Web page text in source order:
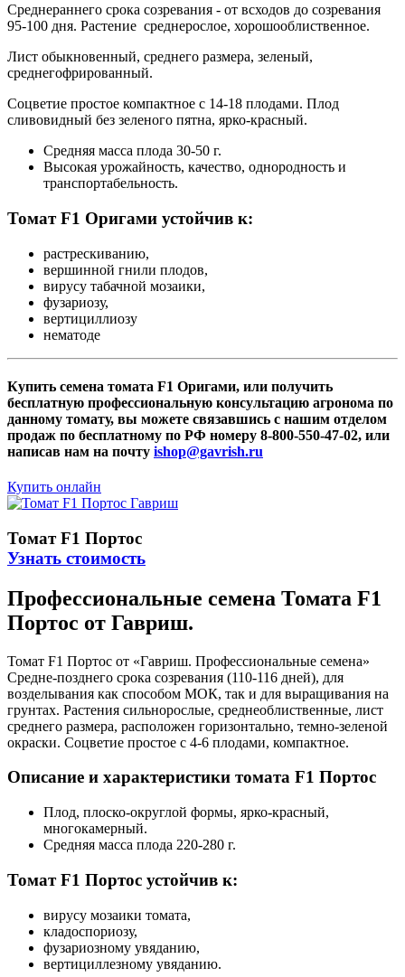
Среднераннего срока созревания - от всходов до созревания
95-100 дня. Растение среднерослое, хорошооблиственное.
Лист обыкновенный, среднего размера, зеленый,
среднегофрированный.
Соцветие простое компактное с 14-18 плодами. Плод
сливовидный без зеленого пятна, ярко-красный.
Средняя масса плода 30-50 г.
Высокая урожайность, качество, однородность и
транспортабельность.
Томат F1 Оригами устойчив к:
растрескиванию,
вершинной гнили плодов,
вирусу табачной мозаики,
фузариозу,
вертициллиозу
нематоде
Купить семена томата F1 Оригами, или получить
бесплатную профессиональную консультацию агронома по
данному томату, вы можете связавшись с нашим отделом
продаж по бесплатному по РФ номеру 8-800-550-47-02, или
написав нам на почту ishop@gavrish.ru
Купить онлайн
Томат F1 Портос
Узнать стоимость
Профессиональные семена Томата F1
Портос от Гавриш.
Томат F1 Портос от «Гавриш. Профессиональные семена»
Средне-позднего срока созревания (110-116 дней), для
возделывания как способом МОК, так и для выращивания на
грунтах. Растения сильнорослые, среднеоблиственные, лист
среднего размера, расположен горизонтально, темно-зеленой
окраски. Соцветие простое с 4-6 плодами, компактное.
Описание и характеристики томата F1 Портос
Плод, плоско-округлой формы, ярко-красный,
многокамерный.
Средняя масса плода 220-280 г.
Томат F1 Портос устойчив к:
вирусу мозаики томата,
кладоспориозу,
фузариозному увяданию,
вертициллезному увяданию.